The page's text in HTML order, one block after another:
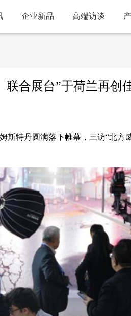
企业新品 高端访谈
联合展台”于荷兰再创
斯特丹圆满落下帷幕，三访“北方